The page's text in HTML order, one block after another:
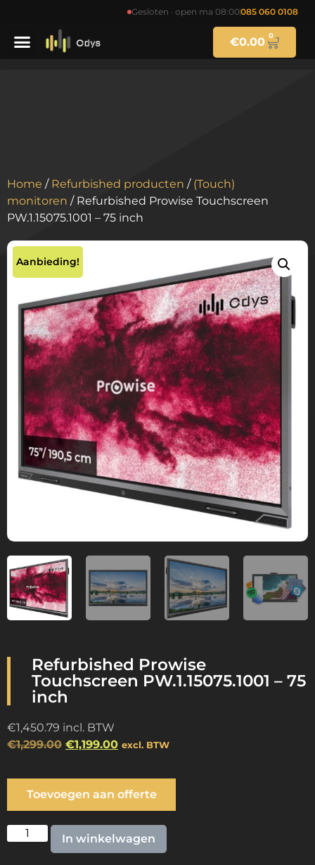
Gesloten · open ma 08:00085 060 0108
€0.00 0
Home / Refurbished producten / (Touch)
monitoren / Refurbished Prowise Touchscreen
PW.1.15075.1001 – 75 inch
Aanbieding!
Refurbished Prowise
Touchscreen PW.1.15075.1001 – 75
inch
€1,450.79 incl. BTW
€1,299.00 €1,199.00 excl. BTW
Toevoegen aan offerte
In winkelwagen